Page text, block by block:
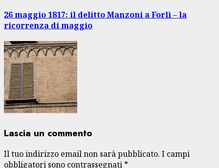
26 maggio 1817: il delitto Manzoni a Forlì – la
ricorrenza di maggio
Lascia un commento
Il tuo indirizzo email non sarà pubblicato. I campi
obbligatori sono contrassegnati *